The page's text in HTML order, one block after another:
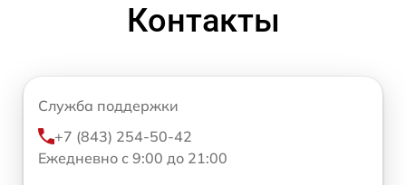
Контакты
Служба поддержки
+7 (843) 254-50-42
Ежедневно с 9:00 до 21:00